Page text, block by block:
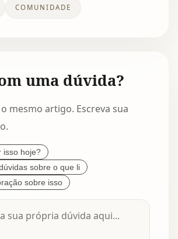
COMUNIDADE
uma dúvida?
mesmo artigo. Escreva sua
isso hoje?
sobre o que li
sobre isso